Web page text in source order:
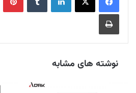
چاپ
نوشته های مشابه